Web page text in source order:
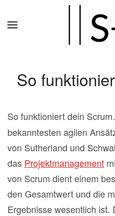
So
So funktioniert dein Scrum.
bekanntesten agilen
von Sutherland und
das Projektmanagement
von Scrum dient einem
den Gesamtwert und die
Ergebnisse wesentlich ist.